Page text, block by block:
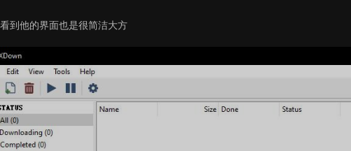
到他的界面也是很简洁大方